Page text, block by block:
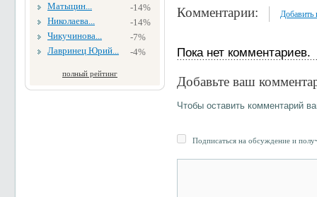
Матыцин...
-14%
Николаева...
-14%
Чикучинова...
-7%
Лавринец Юрий...
-4%
полный рейтинг
Комментарии: Добавить
Пока нет комментариев.
Добавьте ваш
Чтобы оставить комментарий
Подписаться на обсуждение и